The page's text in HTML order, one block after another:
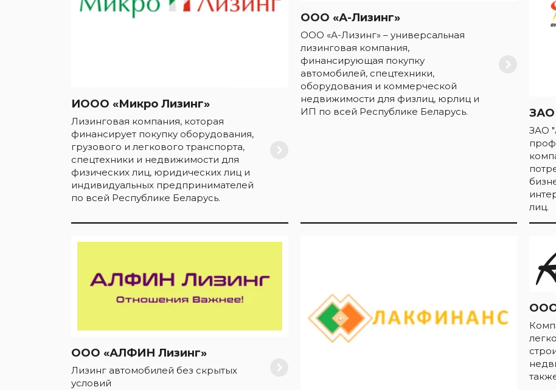
ИООО «Микро Лизинг»
Лизинговая компания, которая
финансирует покупку оборудования,
грузового и легкового транспорта,
спецтехники и недвижимости для
физических лиц, юридических лиц и
индивидуальных предпринимателей
по всей Республике Беларусь.
ООО «А-Лизинг»
ООО «А-Лизинг» – универсальная
лизинговая компания,
финансирующая покупку
автомобилей, спецтехники,
оборудования и коммерческой
недвижимости для физлиц, юрлиц и
ИП по всей Республике Беларусь.
ЗАО
лиц.
ООО «АЛФИН Лизинг»
Лизинг автомобилей без скрытых
условий
ООО